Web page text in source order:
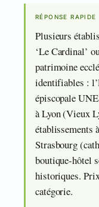
RÉPONSE RAPIDE
Plusieurs
‘Le Cardinal’
patrimoine
identifiables :
épiscopale
à Lyon (Vieux
établissements
Strasbourg
boutique-hôtel
historiques.
catégorie.